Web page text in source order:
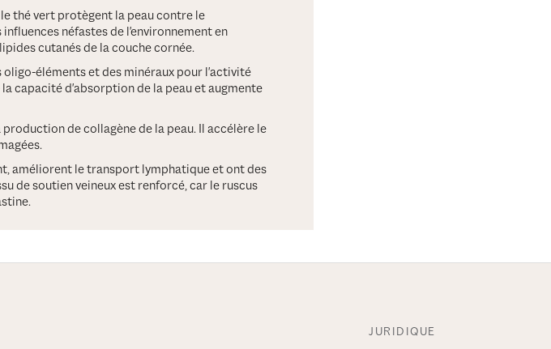
thé vert protègent la peau contre le
néfastes de l'environnement en
cutanés de la couche cornée.
éléments et des minéraux pour l'activité
capacité d'absorption de la peau et augmente
de collagène de la peau. Il accélère le
améliorent le transport lymphatique et ont des
de soutien veineux est renforcé, car le ruscus
JURIDIQUE